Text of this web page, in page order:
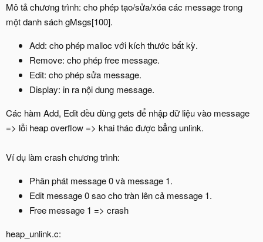
Mô tả chương trình: cho phép tạo/sửa/xóa các message trong
một danh sách gMsgs[100].
Add: cho phép malloc với kích thước bất kỳ.
Remove: cho phép free message.
Edit: cho phép sửa message.
Display: in ra nội dung message.
Các hàm Add, Edit đều dùng gets để nhập dữ liệu vào message
=> lỗi heap overflow => khai thác được bẳng unlink.
Ví dụ làm crash chương trình:
Phân phát message 0 và message 1.
Edit message 0 sao cho tràn lên cả message 1.
Free message 1 => crash
heap_unlink.c: